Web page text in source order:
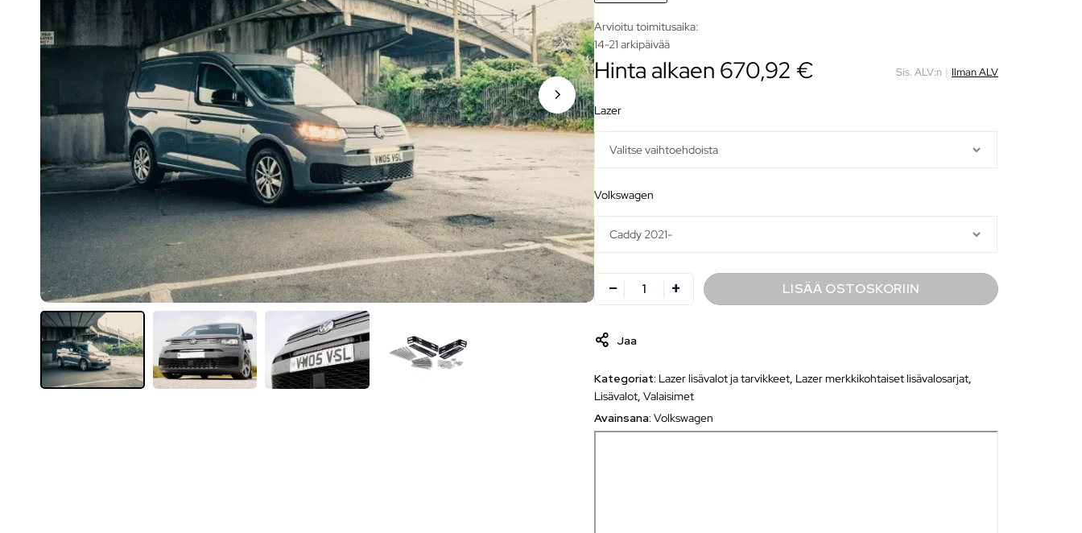
Arvioitu toimitusaika:
14-21 arkipäivää
Hinta alkaen 670,92 € Sis. ALV:n | Ilman ALV
lazer
volkswagen
LISÄÄ OSTOSKORIIN
Jaa
Kategoriat: Lazer lisävalot ja tarvikkeet Lazer merkkikohtaiset lisävalosarjat
Lisävalot ,Valaisimet
Avainsana:Volkswagen